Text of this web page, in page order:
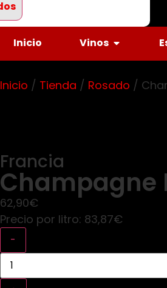
Inicio Vinos
Inicio / Tienda / Rosado /
Francia
Champagne
62,90€
Precio por litro: 83,87€
-